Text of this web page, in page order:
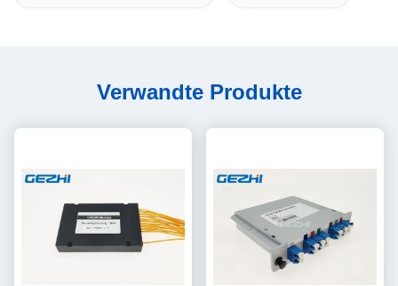
Verwandte Produkte